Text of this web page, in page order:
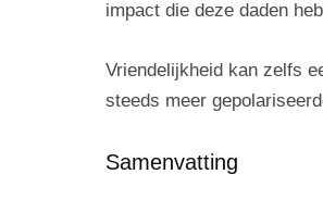
impact die deze daden
Vriendelijkheid kan zelfs
steeds meer
Samenvatting